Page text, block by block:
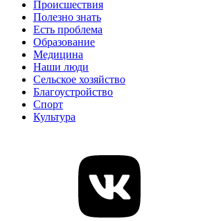
Происшествия
Полезно знать
Есть проблема
Образование
Медицина
Наши люди
Сельское хозяйство
Благоустройство
Спорт
Культура